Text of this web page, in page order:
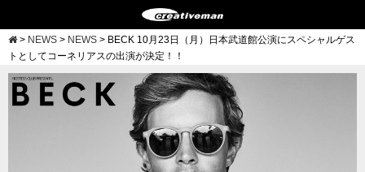
> NEWS > NEWS > BECK 10月23日（月）日本武道館公演にスペシャルゲス
トとしてコーネリアスの出演が決定！！